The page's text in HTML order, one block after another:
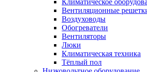
Климатическое
Вентиляционные
Воздуховоды
Обогреватели
Вентиляторы
Люки
Климатическая техника
Тёплый пол